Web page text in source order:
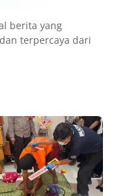
berita yang
terpercaya dari